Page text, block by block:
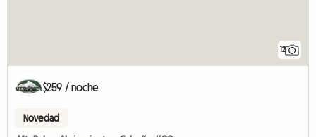
12
$259 / noche
Novedad